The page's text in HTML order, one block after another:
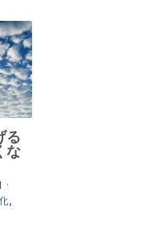
る
な
·
,